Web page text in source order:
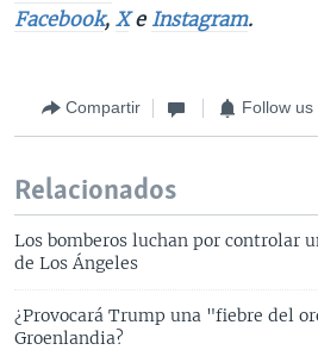
Facebook, Xe Instagram.
Compartir Follow us
Relacionados
Los bomberos luchan por controlar
de Los Ángeles
¿Provocará Trump una "fiebre del
Groenlandia?